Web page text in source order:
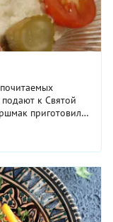
к Святой
приготовили
жареная
соленую пришла
что, по нашему
наилучшим
с
и лука. Мы
и добавили к